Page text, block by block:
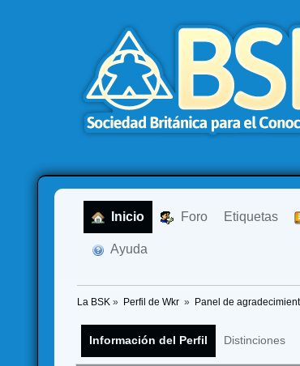
Inicio Foro Etiquetas
Ayuda
La BSK » Perfil de Wkr » Panel de
Información del Perfil Distinciones